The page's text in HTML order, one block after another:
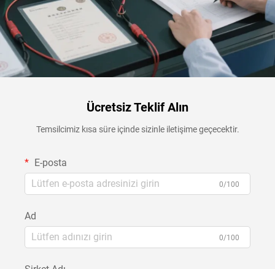
Ücretsiz Teklif Alın
Temsilcimiz kısa süre içinde sizinle iletişime geçecektir.
E-posta
0/100
Ad
0/100